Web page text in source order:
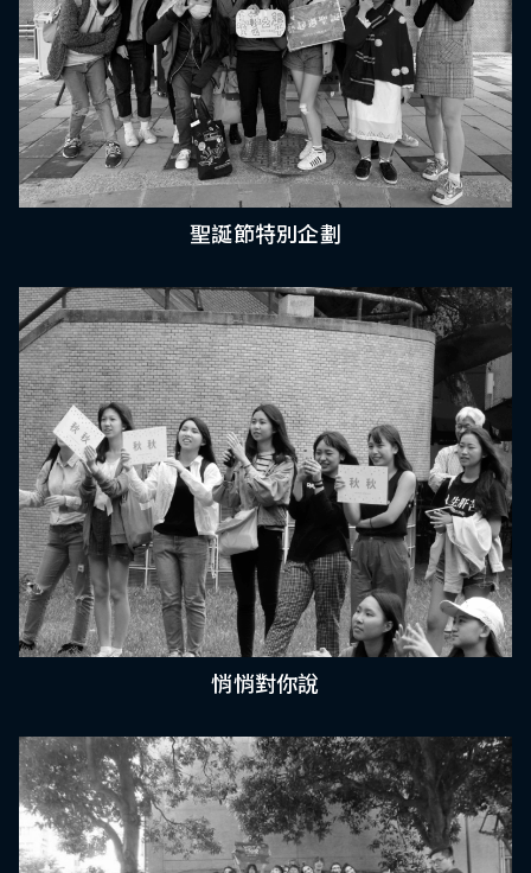
聖誕節特別企劃
悄悄對你說